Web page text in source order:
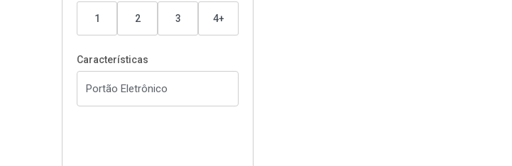
1 2 3 4+
Características